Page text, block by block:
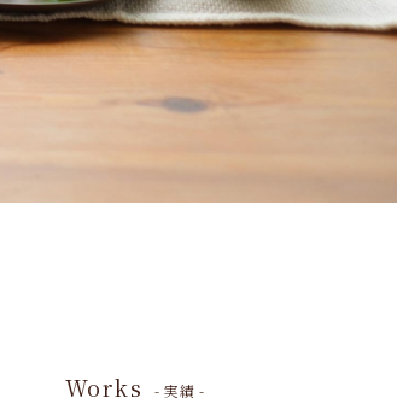
Works - 実績 -